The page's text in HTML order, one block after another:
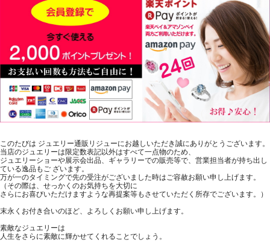
このたびは ジュエリー通販リジューにお越しいただき誠にありがとうございます。
当店のジュエリーは限定数表記以外はすべて一点物のため、
ジュエリーショーや展示会出品、ギャラリーでの販売等で、営業担当者が持ち出し
ている逸品もご ざいます。
万が一のタイミングで先の受注がございました時はご容赦お願い申し上げます。
（その際は、せっかくのお気持ちを大切に
さらにお喜びいただけますような再提案等もさせていただく所存でございます。）
末永くお付き合いのほど、よろしくお願い申し上げます。
素敵なジュエリーは
人生をさらに素敵に輝かせてくれることでしょう。